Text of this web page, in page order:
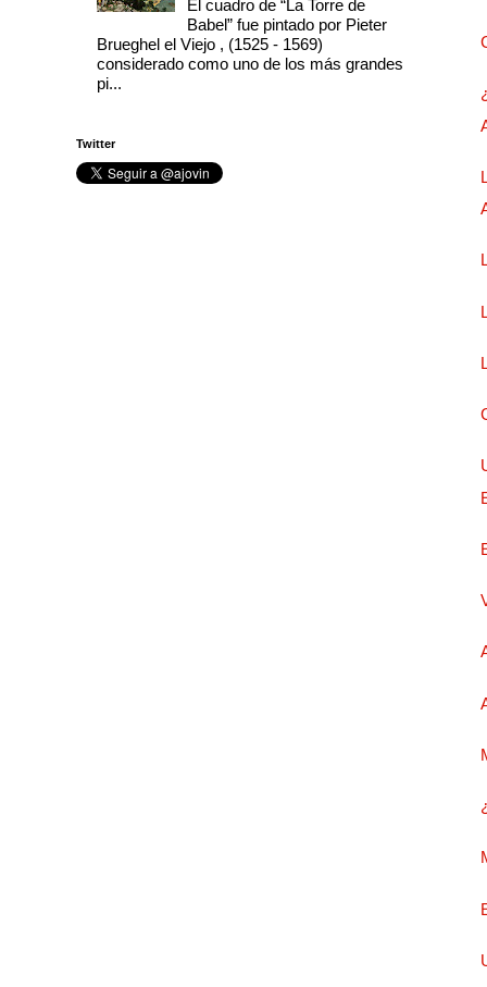
El cuadro de “La Torre de
Babel” fue pintado por Pieter
Brueghel el Viejo , (1525 - 1569)
considerado como uno de los más grandes
pi...
Twitter